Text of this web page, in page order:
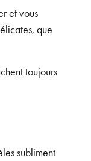
et vous
que
toujours
subliment